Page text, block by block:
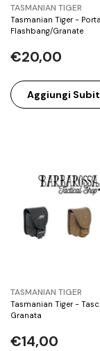
BRAND:
TASMANIAN TIGER
Tasmanian Tiger - Porta
Flashbang/Granate
€20,00
Aggiungi
BRAND:
TASMANIAN TIGER
Tasmanian Tiger -
Granata
€14,00